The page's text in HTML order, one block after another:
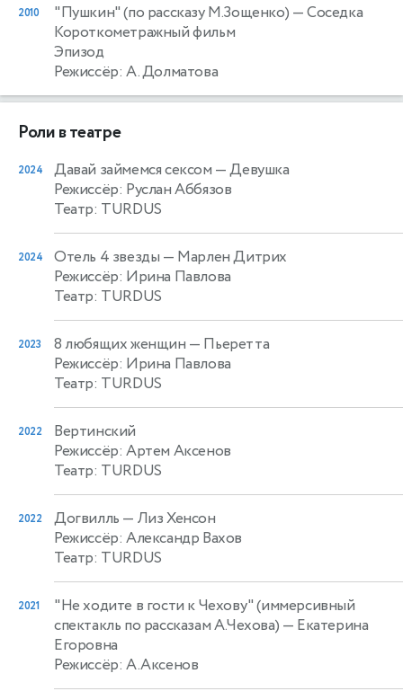
2010 "Пушкин" (по рассказу М.Зощенко) — Соседка
Короткометражный фильм
Эпизод
Режиссёр: А. Долматова
Роли в театре
2024 Давай займемся сексом — Девушка
Режиссёр: Руслан Аббязов
Театр: TURDUS
2024 Отель 4 звезды — Марлен Дитрих
Режиссёр: Ирина Павлова
Театр: TURDUS
2023 8 любящих женщин — Пьеретта
Режиссёр: Ирина Павлова
Театр: TURDUS
2022
Вертинский
Режиссёр: Артем Аксенов
Театр: TURDUS
2022 Догвилль — Лиз Хенсон
Режиссёр: Александр Вахов
Театр: TURDUS
2021
"Не ходите в гости к Чехову" (иммерсивный
спектакль по рассказам А.Чехова) — Екатерина
Егоровна
Режиссёр: А.Аксенов